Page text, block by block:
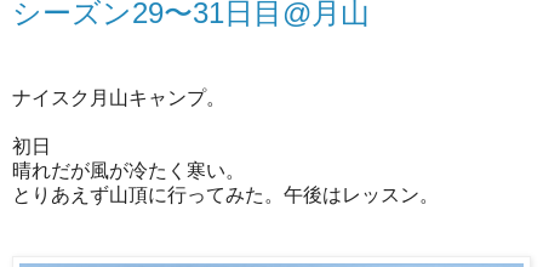
シーズン29〜31日目@月山
ナイスク月山キャンプ。
初日
晴れだが風が冷たく寒い。
とりあえず山頂に行ってみた。午後はレッスン。